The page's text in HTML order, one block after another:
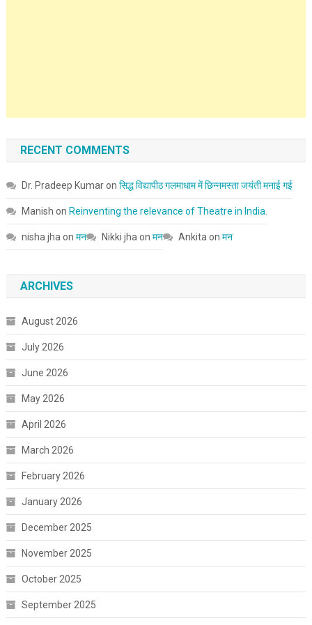
RECENT COMMENTS
Dr. Pradeep Kumaron सिद्ध विद्यापीठ गलमाधाम में छिन्नमस्ता जयंती मनाई गई
Manish on Reinventing the relevance of Theatre in India.
nisha jha on मन Nikki jha on मन Ankita on मन
ARCHIVES
August 2026
July 2026
June 2026
May 2026
April 2026
March 2026
February 2026
January 2026
December 2025
November 2025
October 2025
September 2025